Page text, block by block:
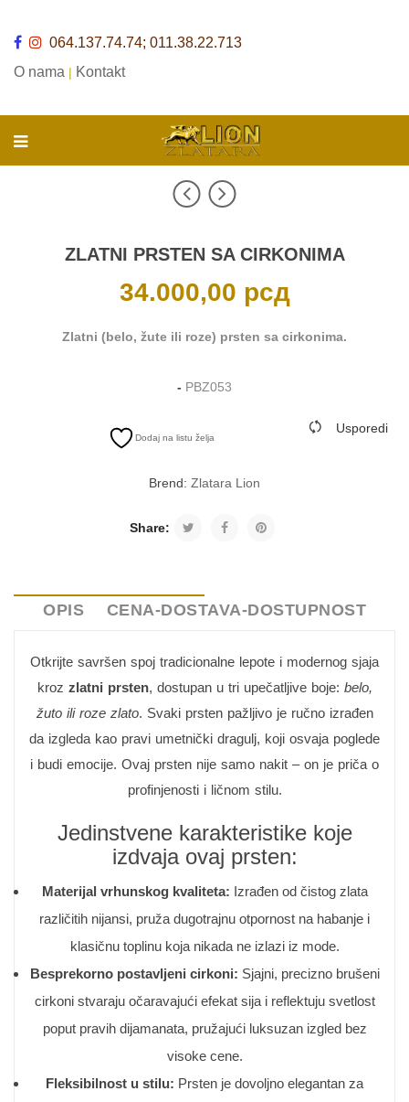
064.137.74.74; 011.38.22.713
O nama | Kontakt
ZLATNI PRSTEN SA CIRKONIMA
34.000,00 рсд
Zlatni (belo, žute ili roze) prsten sa cirkonima.
- PBZ053
Dodaj na listu želja
Usporedi
Brend: Zlatara Lion
Share:
OPIS CENA-DOSTAVA-DOSTUPNOST
Otkrijte savršen spoj tradicionalne lepote i modernog sjaja
kroz zlatni prsten, dostupan u tri upečatljive boje: belo,
žuto ili roze zlato. Svaki prsten pažljivo je ručno izrađen
da izgleda kao pravi umetnički dragulj, koji osvaja poglede
i budi emocije. Ovaj prsten nije samo nakit – on je priča o
profinjenosti i ličnom stilu.
Jedinstvene karakteristike koje
izdvaja ovaj prsten:
Materijal vrhunskog kvaliteta: Izrađen od čistog zlata
različitih nijansi, pruža dugotrajnu otpornost na habanje i
klasičnu toplinu koja nikada ne izlazi iz mode.
Besprekorno postavljeni cirkoni: Sjajni, precizno brušeni
cirkoni stvaraju očaravajući efekat sija i reflektuju svetlost
poput pravih dijamanata, pružajući luksuzan izgled bez
visoke cene.
Fleksibilnost u stilu: Prsten je dovoljno elegantan za